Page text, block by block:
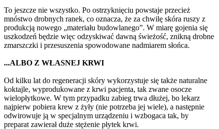
To jeszcze nie wszystko. Po ostrzyknięciu powstaje przecież
mnóstwo drobnych ranek, co oznacza, że za chwilę skóra ruszy z
produkcją nowego „materiału budowlanego”. W miarę gojenia się
uszkodzeń będzie więc odzyskiwać dawną świeżość, znikną drobne
zmarszczki i przesuszenia spowodowane nadmiarem słońca.
...ALBO Z WŁASNEJ KRWI
Od kilku lat do regeneracji skóry wykorzystuje się także naturalne
koktajle, wyprodukowane z krwi pacjenta, tak zwane osocze
wielopłytkowe. W tym przypadku zabieg trwa dłużej, bo lekarz
najpierw pobiera krew z żyły (nie potrzeba jej wiele), a następnie
odwirowuje ją w specjalnym urządzeniu i wzbogaca tak, by
preparat zawierał duże stężenie płytek krwi.